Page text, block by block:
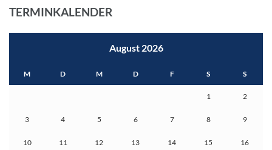
TERMINKALENDER
August 2026
M D M D F S S
1 2
3 4 5 6 7 8 9
10 11 12 13 14 15 16